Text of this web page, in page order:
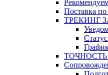
Поставка
ТРЕКИНГ
Статус